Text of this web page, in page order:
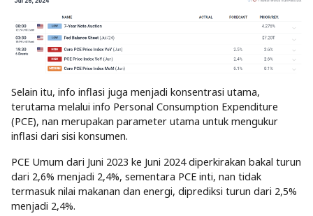
Selain itu, info inflasi juga menjadi konsentrasi utama,
terutama melalui info Personal Consumption Expenditure
(PCE), nan merupakan parameter utama untuk mengukur
inflasi dari sisi konsumen.
PCE Umum dari Juni 2023 ke Juni 2024 diperkirakan bakal turun
dari 2,6% menjadi 2,4%, sementara PCE inti, nan tidak
termasuk nilai makanan dan energi, diprediksi turun dari 2,5%
menjadi 2,4%.